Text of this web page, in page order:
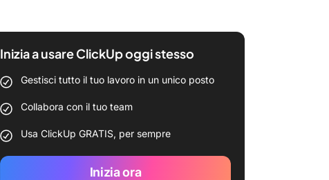
Inizia a usare ClickUp oggi stesso
Gestisci tutto il tuo lavoro in un unico posto
Collabora con il tuo team
Usa ClickUp GRATIS, per sempre
Inizia ora